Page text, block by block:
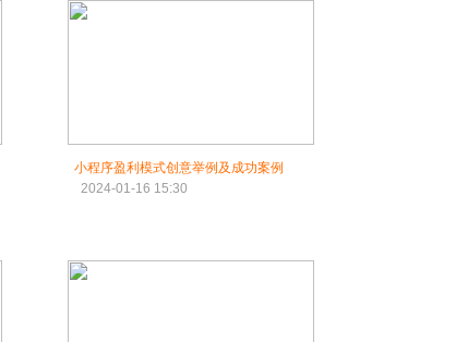
小程序盈利模式创意举例及成功案例
2024-01-16 15:30